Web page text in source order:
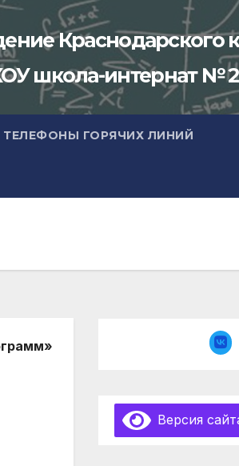
Краснодарского
школа-интернат № 2
ТЕЛЕФОНЫ ГОРЯЧИХ ЛИНИЙ
Версия